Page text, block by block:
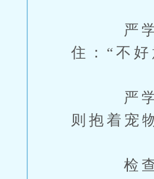
严学真
住：“不
严学真
则抱着宠
检查室